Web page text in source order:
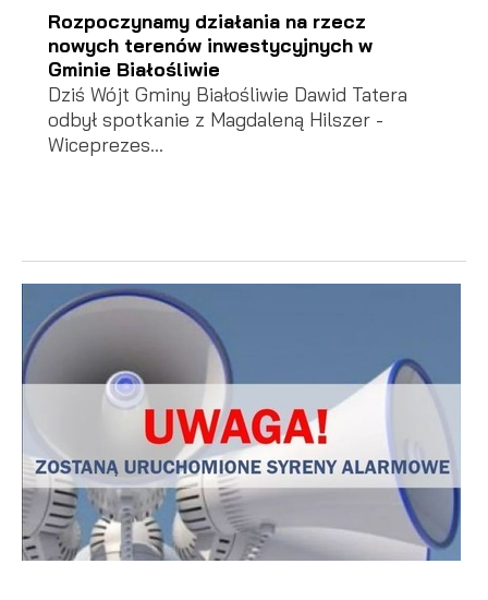
Rozpoczynamy działania na rzecz
nowych terenów inwestycyjnych w
Gminie Białośliwie
Dziś Wójt Gminy Białośliwie Dawid Tatera
odbył spotkanie z Magdaleną Hilszer -
Wiceprezes...